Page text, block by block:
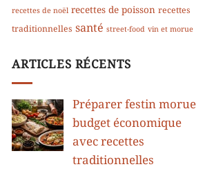
recettes de noël recettes de poisson recettes
traditionnelles santé street-food vin et morue
ARTICLES RÉCENTS
Préparer festin morue
budget économique
avec recettes
traditionnelles